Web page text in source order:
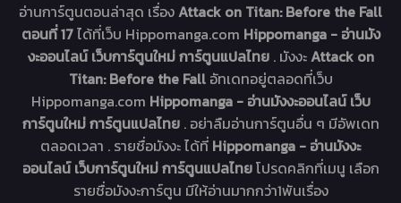
อ่านการ์ตูนตอนล่าสุด เรื่องAttack on Titan: Before the Fall
ตอนที่ 17ได้ที่เว็บ Hippomanga.com Hippomanga - อ่านมัง
งะออนไลน์ เว็บการ์ตูนใหม่ การ์ตูนแปลไทย . มังงะAttack on
Titan: Before the Fall อัทเดทอยู่ตลอดที่เว็บ
Hippomanga.com Hippomanga - อ่านมังงะออนไลน์ เว็บ
การ์ตูนใหม่ การ์ตูนแปลไทย . อย่าลืมอ่านการ์ตูนอื่น ๆ มีอัพเดท
ตลอดเวลา . รายชื่อมังงะ ได้ที่ Hippomanga - อ่านมังงะ
ออนไลน์ เว็บการ์ตูนใหม่ การ์ตูนแปลไทยโปรดคลิกที่เมนู เลือก
รายชื่อมังงะการ์ตูน มีให้อ่านมากกว่า1พันเรื่อง